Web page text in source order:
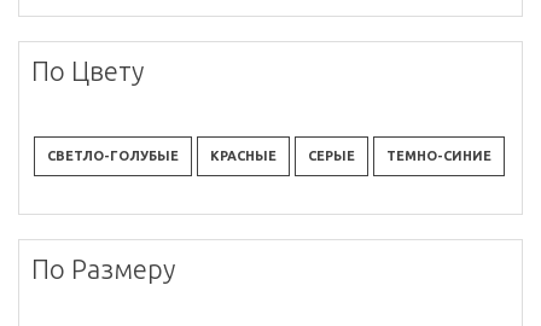
По Цвету
СВЕТЛО-ГОЛУБЫЕ КРАСНЫЕ СЕРЫЕ ТЕМНО-СИНИЕ
По Размеру